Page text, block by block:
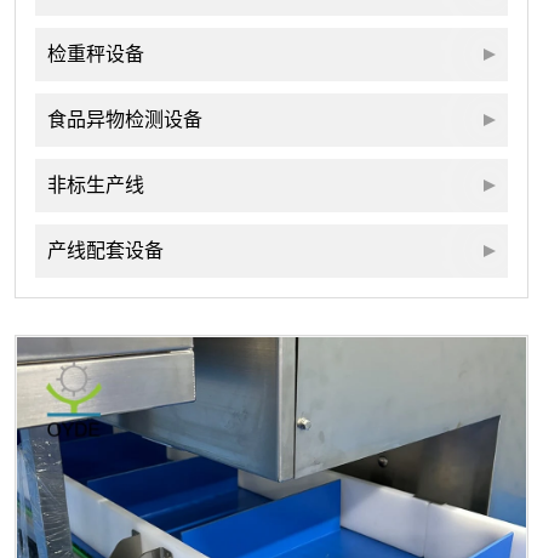
检重秤设备
食品异物检测设备
非标生产线
产线配套设备